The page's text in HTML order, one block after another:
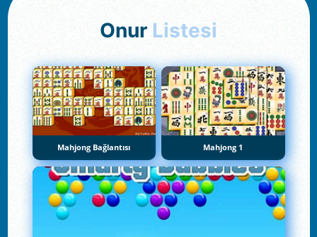
Onur Listesi
Mahjong Bağlantısı Mahjong 1